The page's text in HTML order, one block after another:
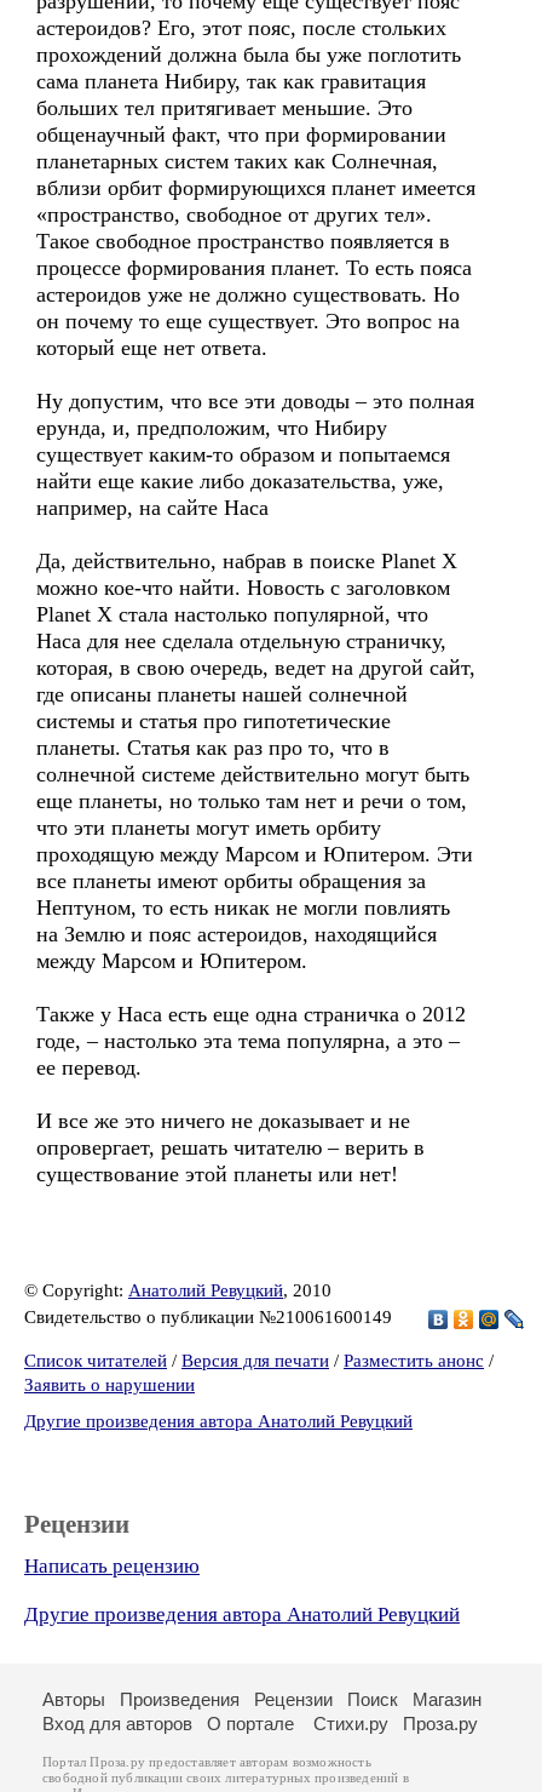
астероидов? Его, этот пояс, после стольких
прохождений должна была бы уже поглотить
сама планета Нибиру, так как гравитация
больших тел притягивает меньшие. Это
общенаучный факт, что при формировании
планетарных систем таких как Солнечная,
вблизи орбит формирующихся планет имеется
«пространство, свободное от других тел».
Такое свободное пространство появляется в
процессе формирования планет. То есть пояса
астероидов уже не должно существовать. Но
он почему то еще существует. Это вопрос на
который еще нет ответа.
Ну допустим, что все эти доводы – это полная
ерунда, и, предположим, что Нибиру
существует каким-то образом и попытаемся
найти еще какие либо доказательства, уже,
например, на сайте Наса
Да, действительно, набрав в поиске Planet X
можно кое-что найти. Новость с заголовком
Planet X стала настолько популярной, что
Наса для нее сделала отдельную страничку,
которая, в свою очередь, ведет на другой сайт,
где описаны планеты нашей солнечной
системы и статья про гипотетические
планеты. Статья как раз про то, что в
солнечной системе действительно могут быть
еще планеты, но только там нет и речи о том,
что эти планеты могут иметь орбиту
проходящую между Марсом и Юпитером. Эти
все планеты имеют орбиты обращения за
Нептуном, то есть никак не могли повлиять
на Землю и пояс астероидов, находящийся
между Марсом и Юпитером.
Также у Наса есть еще одна страничка о 2012
годе, – настолько эта тема популярна, а это –
ее перевод.
И все же это ничего не доказывает и не
опровергает, решать читателю – верить в
существование этой планеты или нет!
© Copyright: Анатолий Ревуцкий, 2010
Свидетельство о публикации №210061600149
Список читателей / Версия для печати / Разместить анонс /
Заявить о нарушении
Другие произведения автора Анатолий Ревуцкий
Рецензии
Написать рецензию
Другие произведения автора Анатолий Ревуцкий
Авторы Произведения Рецензии Поиск
Магазин
Вход для авторов
О портале Стихи.ру Проза.ру
Портал Проза.ру предоставляет авторам возможность
свободной публикации своих литературных произведений в